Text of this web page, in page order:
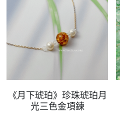
《月下琥珀》珍珠琥珀月
光三色金項鍊